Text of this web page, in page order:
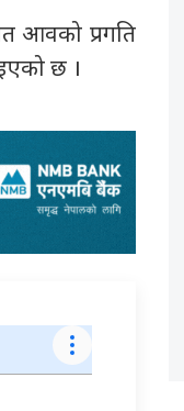
आवको प्रगति
छ ।